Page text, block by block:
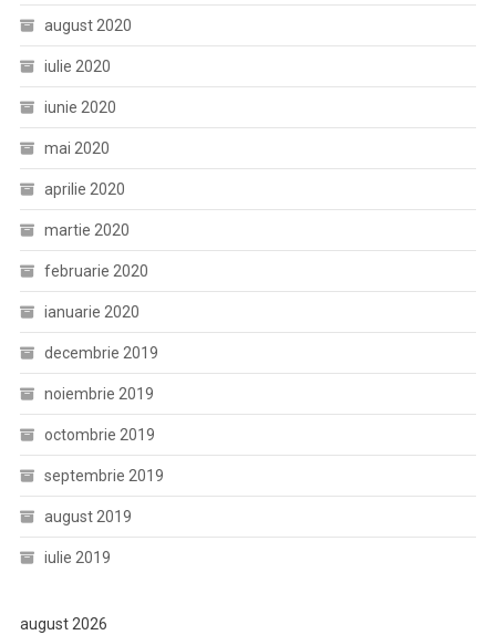
august 2020
iulie 2020
iunie 2020
mai 2020
aprilie 2020
martie 2020
februarie 2020
ianuarie 2020
decembrie 2019
noiembrie 2019
octombrie 2019
septembrie 2019
august 2019
iulie 2019
august 2026